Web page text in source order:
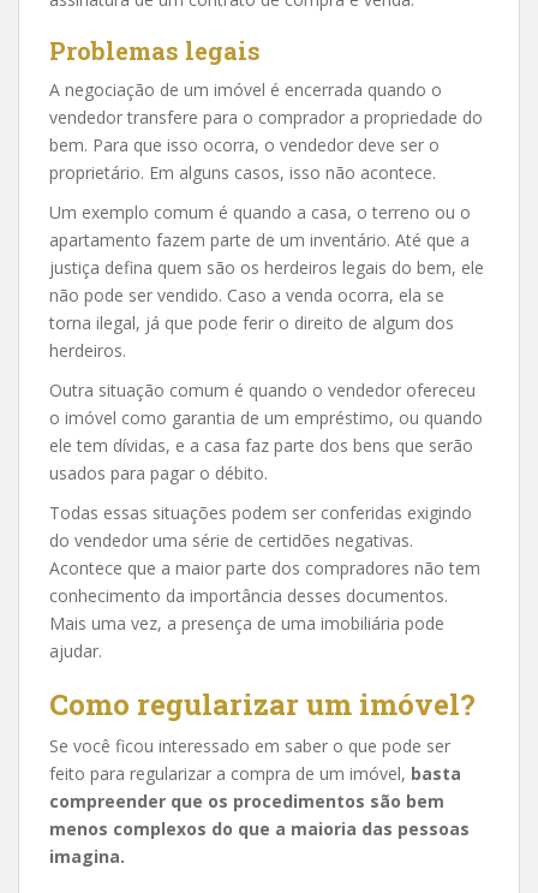
Problemas legais
A negociação de um imóvel é encerrada quando o
vendedor transfere para o comprador a propriedade do
bem. Para que isso ocorra, o vendedor deve ser o
proprietário. Em alguns casos, isso não acontece.
Um exemplo comum é quando a casa, o terreno ou o
apartamento fazem parte de um inventário. Até que a
justiça defina quem são os herdeiros legais do bem, ele
não pode ser vendido. Caso a venda ocorra, ela se
torna ilegal, já que pode ferir o direito de algum dos
herdeiros.
Outra situação comum é quando o vendedor ofereceu
o imóvel como garantia de um empréstimo, ou quando
ele tem dívidas, e a casa faz parte dos bens que serão
usados para pagar o débito.
Todas essas situações podem ser conferidas exigindo
do vendedor uma série de certidões negativas.
Acontece que a maior parte dos compradores não tem
conhecimento da importância desses documentos.
Mais uma vez, a presença de uma imobiliária pode
ajudar.
Como regularizar um imóvel?
Se você ficou interessado em saber o que pode ser
feito para regularizar a compra de um imóvel, basta
compreender que os procedimentos são bem
menos complexos do que a maioria das pessoas
imagina.